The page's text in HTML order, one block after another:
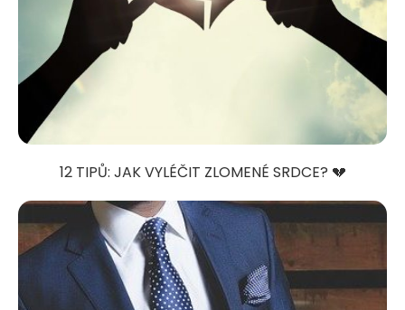
12 TIPŮ: JAK VYLÉČIT ZLOMENÉ SRDCE? 💔